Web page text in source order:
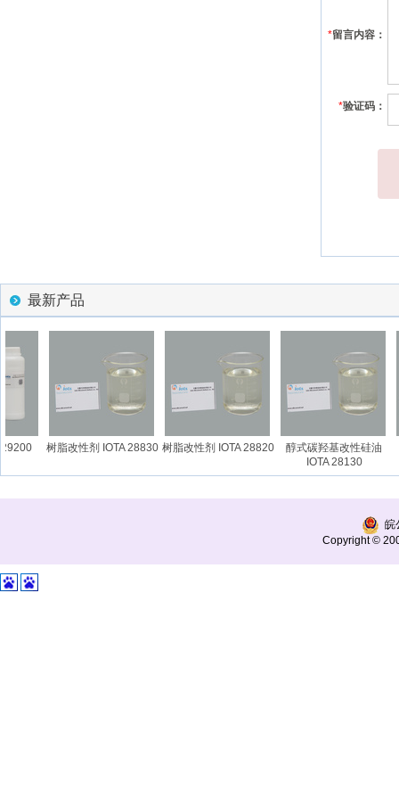
*留言内容：
*验证码：
最新产品
树脂改性剂 IOTA 28830 树脂改性剂 IOTA 28820
醇式碳羟基改性硅油
IOTA 28130
皖
Copyright ©